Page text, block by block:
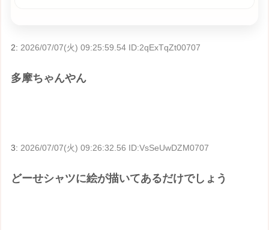
2: 2026/07/07(火) 09:25:59.54 ID:2qExTqZt00707
多摩ちゃんやん
3: 2026/07/07(火) 09:26:32.56 ID:VsSeUwDZM0707
どーせシャツに絵が描いてあるだけでしょう